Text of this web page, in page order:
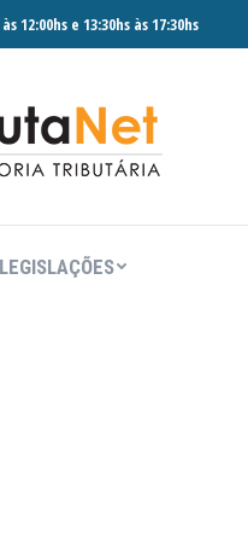
12:00hs e 13:30hs às 17:30hs
LEGISLAÇÕES